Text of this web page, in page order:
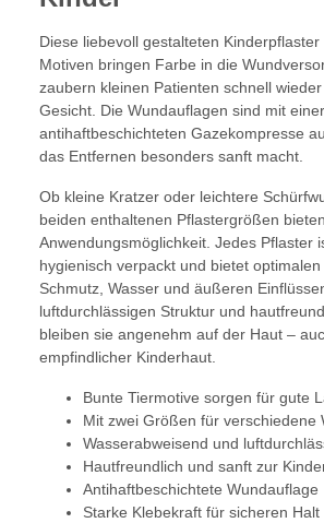
Diese liebevoll gestalteten
Motiven bringen Farbe in die
zaubern kleinen Patienten schnell
Gesicht. Die Wundauflagen sind mit einer
antihaftbeschichteten Gazekompresse
das Entfernen besonders sanft macht.
Ob kleine Kratzer oder leichtere
beiden enthaltenen Pflastergrößen
Anwendungsmöglichkeit. Jedes Pflaster
hygienisch verpackt und bietet
Schmutz, Wasser und äußeren
luftdurchlässigen Struktur und
bleiben sie angenehm auf der Haut –
empfindlicher Kinderhaut.
Bunte Tiermotive sorgen für gute
Mit zwei Größen für verschiedene
Wasserabweisend und
Hautfreundlich und sanft zur
Antihaftbeschichtete Wundauflage
Starke Klebekraft für sicheren Halt